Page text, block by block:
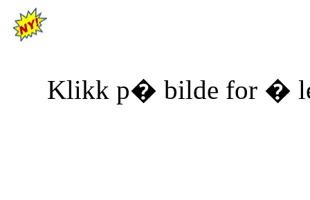
Klikk p� bilde for �